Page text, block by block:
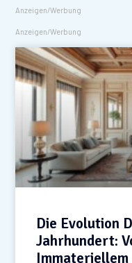
Anzeigen/Werbung
Anzeigen/Werbung
Die Evolution
Jahrhundert:
Immateriellem